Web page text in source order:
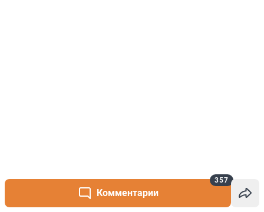
Комментарии
357